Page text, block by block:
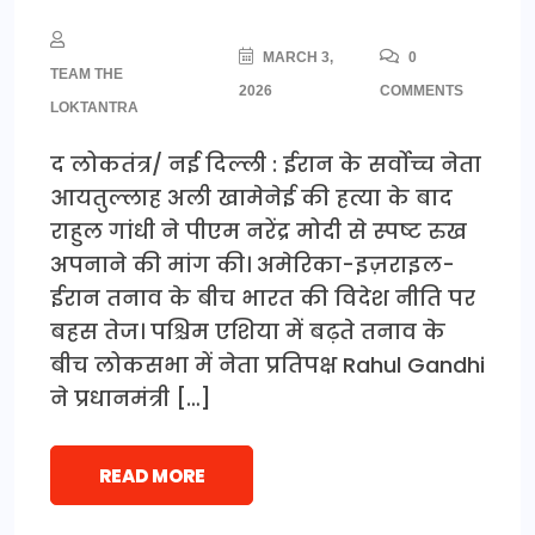
TEAM THE
LOKTANTRA
MARCH 3,
2026
0
COMMENTS
द लोकतंत्र/ नई दिल्ली : ईरान के सर्वोच्च नेता
आयतुल्लाह अली खामेनेई की हत्या के बाद
राहुल गांधी ने पीएम नरेंद्र मोदी से स्पष्ट रुख
अपनाने की मांग की। अमेरिका-इज़राइल-
ईरान तनाव के बीच भारत की विदेश नीति पर
बहस तेज। पश्चिम एशिया में बढ़ते तनाव के
बीच लोकसभा में नेता प्रतिपक्ष Rahul Gandhi
ने प्रधानमंत्री […]
READ MORE